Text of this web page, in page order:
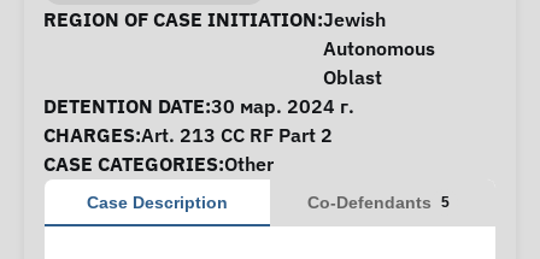
Case Information
REGION OF CASE INITIATION:Jewish
Autonomous
Oblast
DETENTION DATE:30 мар. 2024 г.
CHARGES:Art. 213 CC RF Part 2
CASE CATEGORIES:Other
Case Description Co-Defendants 5